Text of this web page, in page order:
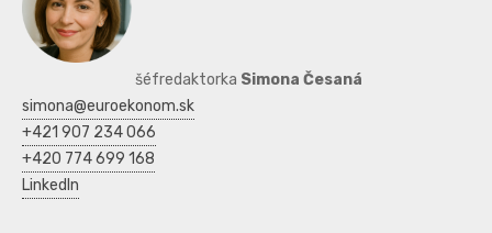
šéfredaktorka Simona Česaná
simona@euroekonom.sk
+421 907 234 066
+420 774 699 168
LinkedIn